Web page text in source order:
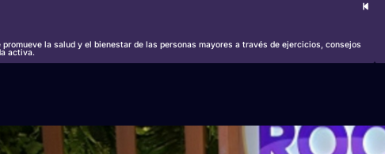
promueve la salud y el bienestar de las personas mayores a través de ejercicios, consejos
activa.